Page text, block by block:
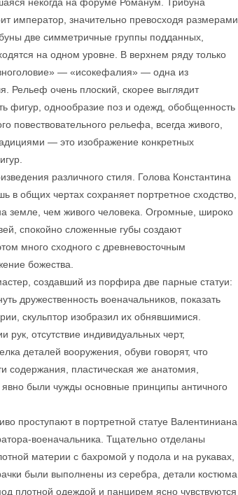
император, значительно превосходя размерами
две симметричные группы подданных,
на одном уровне. В верхнем ряду только
— «исокефалия» — одна из
Рельеф очень плоский, скорее выглядит
фигур, однообразие поз и одежд, обобщенность
повествовательного рельефа, всегда живого,
— это изображение конкретных
различного стиля. Голова Константина
в общих чертах сохраняет портретное сходство,
земле, чем живого человека. Огромные, широко
спокойно сложенные губы создают
много сходного с древневосточным
божества.
создавший из порфира две парные статуи:
дружественность военачальников, показать
скульптор изобразил их обнявшимися.
рук, отсутствие индивидуальных черт,
деталей вооружения, обуви говорят, что
содержания, пластическая же анатомия,
были чужды основные принципы античного
проступают в портретной статуе Валентиниана
военачальника. Тщательно отделаны
материи с бахромой у подола и на рукавах,
были выполнены из серебра, детали костюма
плотной одеждой и панцирем ясно чувствуются